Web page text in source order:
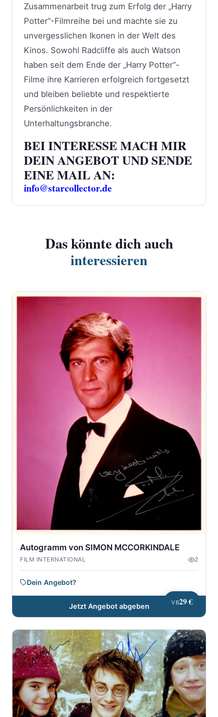
Zusammenarbeit trug zum Erfolg der „Harry
Potter“-Filmreihe bei und machte sie zu
unvergesslichen Ikonen in der Welt des
Kinos. Sowohl Radcliffe als auch Watson
haben seit dem Ende der „Harry Potter“-
Filme ihre Karrieren erfolgreich fortgesetzt
und bleiben beliebte und respektierte
Persönlichkeiten in der
Unterhaltungsbranche.
BEI INTERESSE MACH MIR
DEIN ANGEBOT UND SENDE
EINE MAIL AN:
info@starcollector.de
Das könnte dich auch
interessieren
VB29 €
Autogramm von SIMON MCCORKINDALE
FILM INTERNATIONAL 2
Dein Angebot?
Jetzt Angebot abgeben